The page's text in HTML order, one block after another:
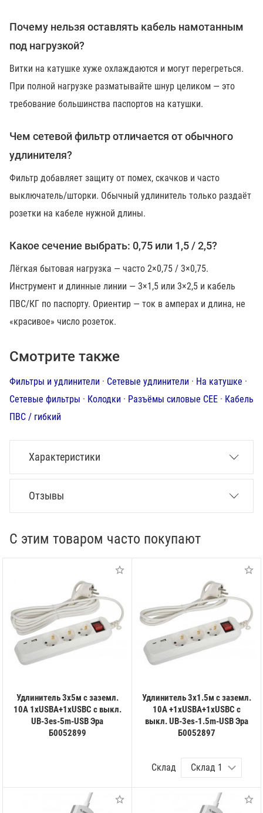
Почему нельзя оставлять кабель намотанным
под нагрузкой?
Витки на катушке хуже охлаждаются и могут перегреться.
При полной нагрузке разматывайте шнур целиком — это
требование большинства паспортов на катушки.
Чем сетевой фильтр отличается от обычного
удлинителя?
Фильтр добавляет защиту от помех, скачков и часто
выключатель/шторки. Обычный удлинитель только раздаёт
розетки на кабеле нужной длины.
Какое сечение выбрать: 0,75 или 1,5 / 2,5?
Лёгкая бытовая нагрузка — часто 2×0,75 / 3×0,75.
Инструмент и длинные линии — 3×1,5 или 3×2,5 и кабель
ПВС/КГ по паспорту. Ориентир — ток в амперах и длина, не
«красивое» число розеток.
Смотрите также
Фильтры и удлинители · Сетевые удлинители · На катушке ·
Сетевые фильтры · Колодки · Разъёмы силовые CEE · Кабель
ПВС / гибкий
Характеристики
Отзывы
С этим товаром часто покупают
Удлинитель 3х5м с заземл.
10А 1xUSBA+1xUSBC с выкл.
UB-3es-5m-USB Эра
Б0052899
Удлинитель 3х1.5м с заземл.
10А +1xUSBA+1xUSBC с
выкл. UB-3es-1.5m-USB Эра
Б0052897
Склад